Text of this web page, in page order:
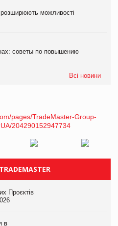
можливості
советы по повышению
Всі новини
Проєктів
в